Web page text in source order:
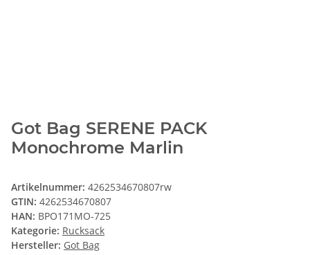
Got Bag SERENE PACK
Monochrome Marlin
Artikelnummer: 4262534670807rw
GTIN: 4262534670807
HAN: BPO171MO-725
Kategorie: Rucksack
Hersteller: Got Bag